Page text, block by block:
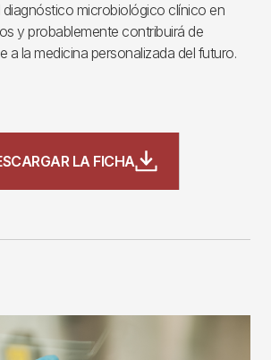
microbiológico clínico en
y probablemente contribuirá de
a la medicina personalizada del futuro.
LA FICHA